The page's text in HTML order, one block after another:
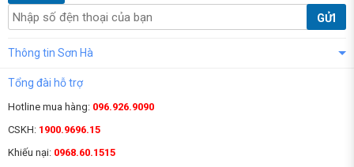
GỬI
Thông tin Sơn Hà
Tổng đài hỗ trợ
Hotline mua hàng: 096.926.9090
CSKH: 1900.9696.15
Khiếu nại: 0968.60.1515